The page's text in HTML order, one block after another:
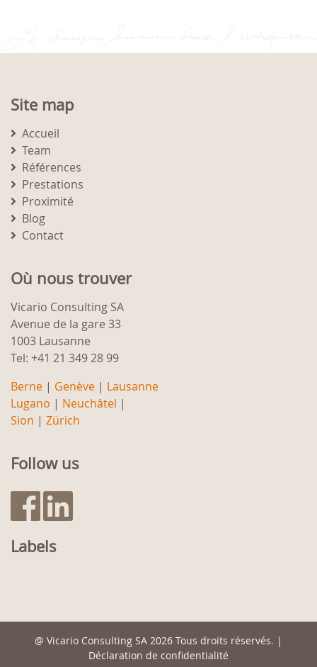
Site map
Accueil
Team
Références
Prestations
Proximité
Blog
Contact
Où nous trouver
Vicario Consulting SA
Avenue de la gare 33
1003 Lausanne
Tel: +41 21 349 28 99
Berne | Genève | Lausanne
Lugano | Neuchâtel |
Sion | Zürich
Follow us
Labels
@ Vicario Consulting SA 2026 Tous droits réservés. |
Déclaration de confidentialité